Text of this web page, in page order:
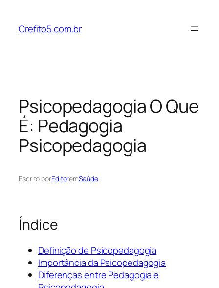
Crefito5.com.br
Psicopedagogia O Que
É: Pedagogia
Psicopedagogia
Escrito porEditoremSaúde
Índice
Definição de Psicopedagogia
Importância da Psicopedagogia
Diferenças entre Pedagogia e